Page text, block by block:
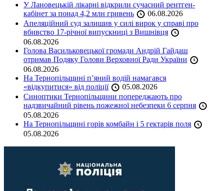
У Лановецькій лікарні відкрили сучасний рентген-
кабінет за понад 4,2 млн гривень
06.08.2026
Апеляційний суд залишив у силі вирок у справі про
вбивство 17-річної випускниці з Вишнівця
06.08.2026
Голова Васильковецької громади Андрій Гайдаш
отримав Подяку Голови Верховної Ради України
06.08.2026
На Тернопільщині п’яний водій намагався
«відкупитися» від поліції
05.08.2026
Синоптики Тернопільщини попереджають про
надзвичайний рівень пожежної небезпеки 6 серпня
05.08.2026
На Тернопільщині горів комбайн і 5 гектарів поля
05.08.2026